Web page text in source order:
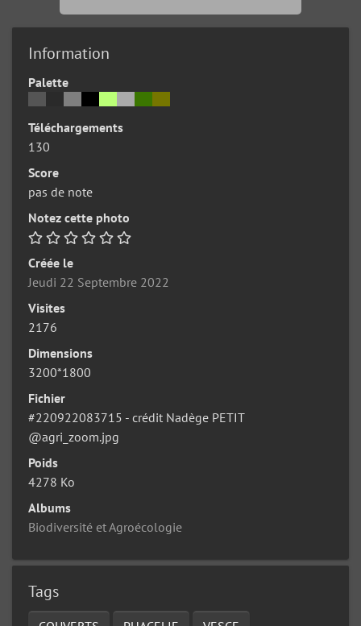
Information
Palette
Téléchargements
130
Score
pas de note
Notez cette photo
Créée le
Jeudi 22 Septembre 2022
Visites
2176
Dimensions
3200*1800
Fichier
#220922083715 - crédit Nadège PETIT
@agri_zoom.jpg
Poids
4278 Ko
Albums
Biodiversité et Agroécologie
Tags